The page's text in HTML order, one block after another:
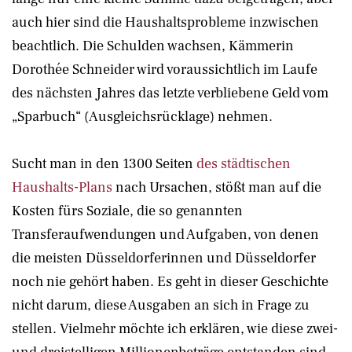
auch hier sind die Haushaltsprobleme inzwischen
beachtlich. Die Schulden wachsen, Kämmerin
Dorothée Schneider wird voraussichtlich im Laufe
des nächsten Jahres das letzte verbliebene Geld vom
„Sparbuch“ (Ausgleichsrücklage) nehmen.
Sucht man in den 1300 Seiten des städtischen
Haushalts-Plans nach Ursachen, stößt man auf die
Kosten fürs Soziale, die so genannten
Transferaufwendungen und Aufgaben, von denen
die meisten Düsseldorferinnen und Düsseldorfer
noch nie gehört haben. Es geht in dieser Geschichte
nicht darum, diese Ausgaben an sich in Frage zu
stellen. Vielmehr möchte ich erklären, wie diese zwei-